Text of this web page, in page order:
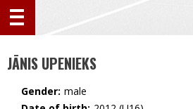
JĀNIS UPENIEKS
Gender: male